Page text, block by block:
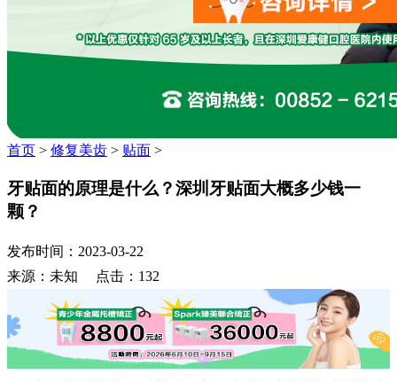
首页 > 修复美齿 > 贴面 >
牙贴面的原理是什么？深圳牙贴面大概多少钱一
颗？
发布时间：2023-03-22
来源：未知 点击：132